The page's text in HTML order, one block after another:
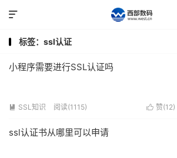

标签：ssl认证
小程序需要进行SSL认证吗
 SSL知识 阅读(1115)  赞(12)
ssl认证书从哪里可以申请